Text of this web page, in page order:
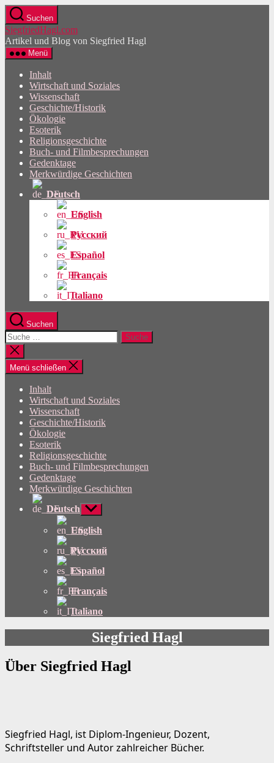
Direkt
zum
Inhalt
wechseln
Suchen
SiegfriedHagl.com
Artikel und Blog von Siegfried Hagl
Menü
Inhalt
Wirtschaft und Soziales
Wissenschaft
Geschichte/Historik
Ökologie
Esoterik
Religionsgeschichte
Buch- und Filmbesprechungen
Gedenktage
Merkwürdige Geschichten
Deutsch
English
Русский
Español
Français
Italiano
Suchen
Suche
nach:
Suche
schließen
Menü schließen
Inhalt
Wirtschaft und Soziales
Wissenschaft
Geschichte/Historik
Ökologie
Esoterik
Religionsgeschichte
Buch- und Filmbesprechungen
Gedenktage
Merkwürdige Geschichten
Deutsch Untermenü
anzeigen
English
Русский
Español
Français
Italiano
Siegfried Hagl
Über Siegfried Hagl
Siegfried Hagl, ist Diplom-Ingenieur, Dozent,
Schriftsteller und Autor zahlreicher Bücher.